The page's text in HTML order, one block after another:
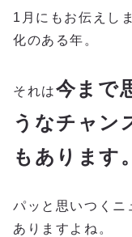
1月にもお伝えし
化のある年。
それは今まで
うなチャン
もあります。
パッと思いつくニ
ありますよね。